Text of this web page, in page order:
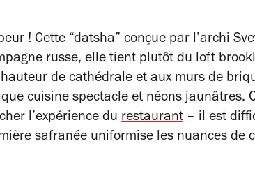
! Cette “datsha” conçue par l’archi
russe, elle tient plutôt du loft
de cathédrale et aux murs de
cuisine spectacle et néons jaunâtres.
l’expérience du restaurant – il est
safranée uniformise les nuances de